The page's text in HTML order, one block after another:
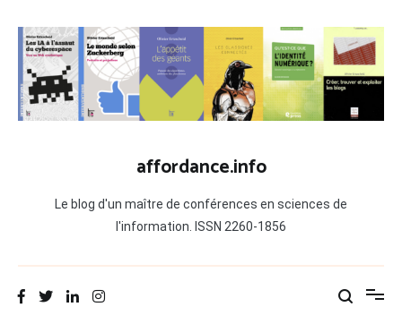
contenu
affordance.info
Le blog d'un maître de conférences en sciences de
l'information. ISSN 2260-1856